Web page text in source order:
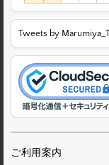
Tweets by
ご利用案内